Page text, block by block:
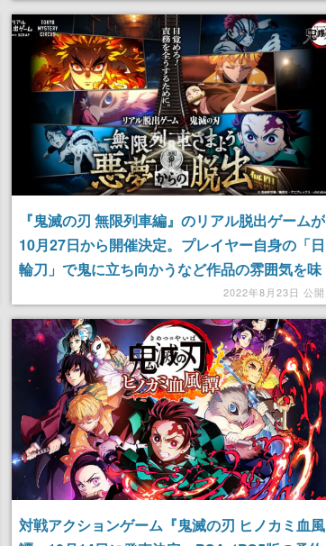
『鬼滅の刃 無限列車編』のリアル脱出ゲームが
10月27日から開催決定。プレイヤー自身の「日
輪刀」で鬼に立ち向かうなど作品の雰囲気を味
2022年8月23日 公開
対戦アクションゲーム『鬼滅の刃 ヒノカミ血風